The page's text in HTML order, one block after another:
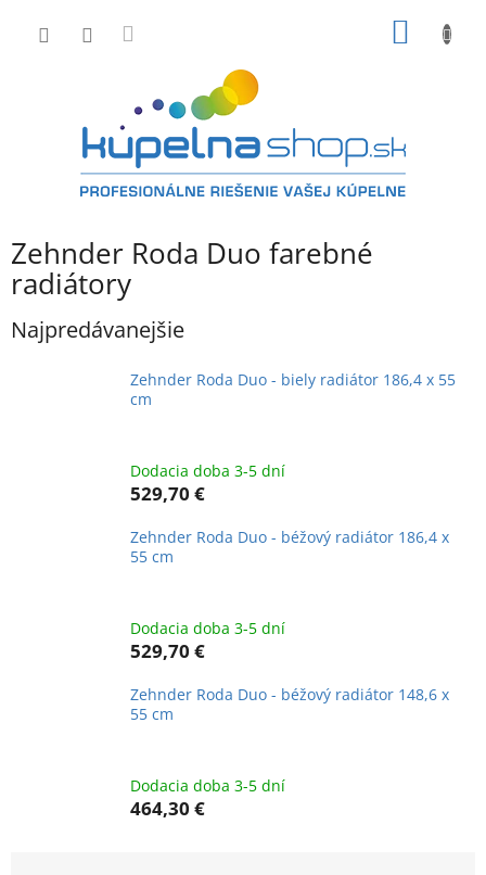
Zehnder Roda Duo farebné
radiátory
Najpredávanejšie
Zehnder Roda Duo - biely radiátor 186,4 x 55
cm
Dodacia doba 3-5 dní
529,70 €
Zehnder Roda Duo - béžový radiátor 186,4 x
55 cm
Dodacia doba 3-5 dní
529,70 €
Zehnder Roda Duo - béžový radiátor 148,6 x
55 cm
Dodacia doba 3-5 dní
464,30 €